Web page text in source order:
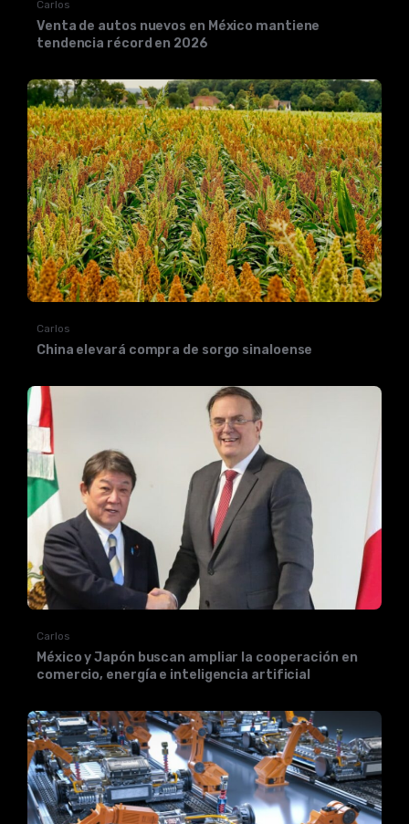
Carlos
Venta de autos nuevos en México mantiene
tendencia récord en 2026
Carlos
China elevará compra de sorgo sinaloense
Carlos
México y Japón buscan ampliar la cooperación en
comercio, energía e inteligencia artificial